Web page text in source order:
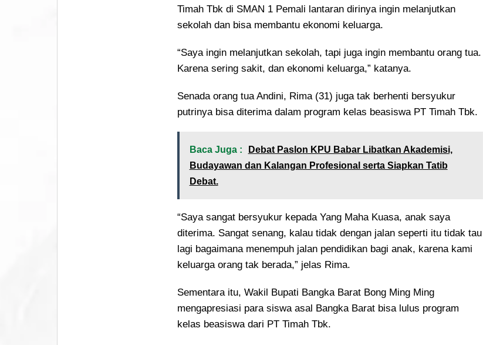
Timah Tbk di SMAN 1 Pemali lantaran dirinya ingin melanjutkan
sekolah dan bisa membantu ekonomi keluarga.
“Saya ingin melanjutkan sekolah, tapi juga ingin membantu orang tua.
Karena sering sakit, dan ekonomi keluarga,” katanya.
Senada orang tua Andini, Rima (31) juga tak berhenti bersyukur
putrinya bisa diterima dalam program kelas beasiswa PT Timah Tbk.
Baca Juga :
Debat Paslon KPU Babar Libatkan Akademisi,
Budayawan dan Kalangan Profesional serta Siapkan Tatib
Debat.
“Saya sangat bersyukur kepada Yang Maha Kuasa, anak saya
diterima. Sangat senang, kalau tidak dengan jalan seperti itu tidak tau
lagi bagaimana menempuh jalan pendidikan bagi anak, karena kami
keluarga orang tak berada,” jelas Rima.
Sementara itu, Wakil Bupati Bangka Barat Bong Ming Ming
mengapresiasi para siswa asal Bangka Barat bisa lulus program
kelas beasiswa dari PT Timah Tbk.